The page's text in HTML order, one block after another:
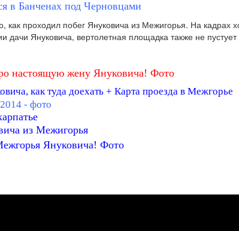
в Банченах под Черновцами
как проходил побег Януковича из Межигорья. На
дачи Януковича, вертолетная площадка также не
настоящую жену Януковича! Фото
как туда доехать + Карта проезда в Межгорье
- фото
из Межигорья
Януковича! Фото